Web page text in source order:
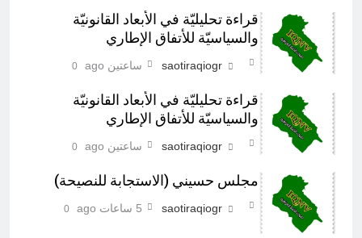
قراءة تحليليّة في الأبعاد القانونيّة
والسياسيّة للأتفاق الإطاري
saotiraqiogr ساعتين ago 0
قراءة تحليليّة في الأبعاد القانونيّة
والسياسيّة للأتفاق الإطاري
saotiraqiogr ساعتين ago 0
مجلس حسيني (الاستجابة للنصيحة)
saotiraqiogr 5 ساعات ago 0